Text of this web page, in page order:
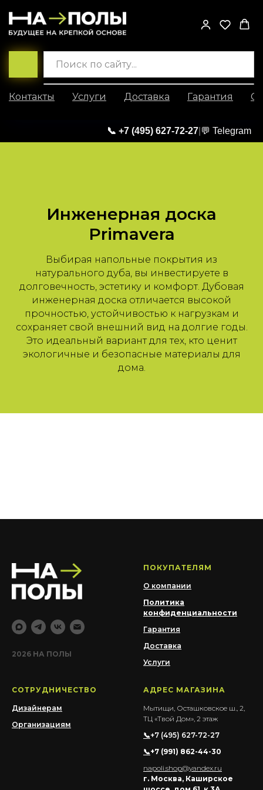
Контакты Услуги Доставка Гарантия
📞 +7 (495) 627-72-27 💬 Telegram
Инженерная доска
Primavera
Выбирая напольные покрытия из
натурального дуба, вы инвестируете в
долговечность, эстетику и комфорт. Дубовая
инженерная доска отличается высокой
прочностью, устойчивостью к нагрузкам и
сохраняет свой внешний вид на долгие годы.
Это идеальный вариант для тех, кто ценит
экологичные и безопасные материалы для
дома.
2026 НА ПОЛЫ
ПОКУПАТЕЛЯМ
О компании
Политика
конфиденциальности
Гарантия
Доставка
Услуги
СОТРУДНИЧЕСТВО
Дизайнерам
Организациям
АДРЕС МАГАЗИНА
Мытищи, Осташковское ш., 2,
ТЦ «Твой Дом», 2 этаж
📞+7 (495) 627-72-27
📞+7 (991) 862-44-30
napoli.shop@yandex.ru
г. Москва, Каширское